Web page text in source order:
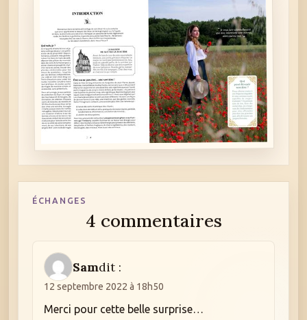
ÉCHANGES
4 commentaires
Samdit :
12 septembre 2022 à 18h50
Merci pour cette belle surprise…